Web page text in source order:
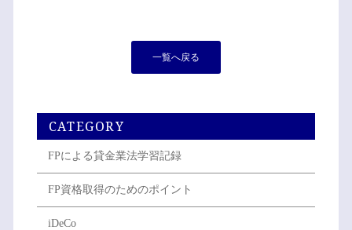
一覧へ戻る
CATEGORY
FPによる貸金業法学習記録
FP資格取得のためのポイント
iDeCo